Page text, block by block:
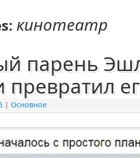
кинотеатр
парень
превратил
| Основное